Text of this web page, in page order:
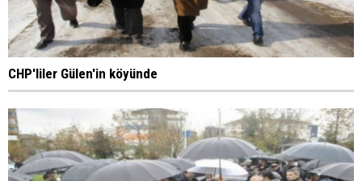
CHP'liler Gülen'in köyünde